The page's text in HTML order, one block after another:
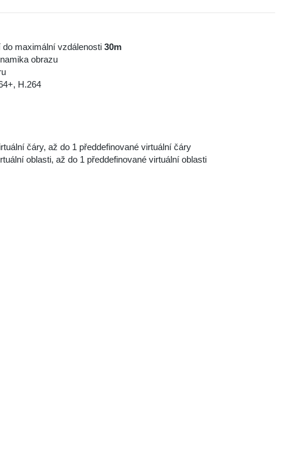
maximální vzdálenosti 30m
obrazu
H.264
čáry, až do 1 předdefinované virtuální čáry
oblasti, až do 1 předdefinované virtuální oblasti